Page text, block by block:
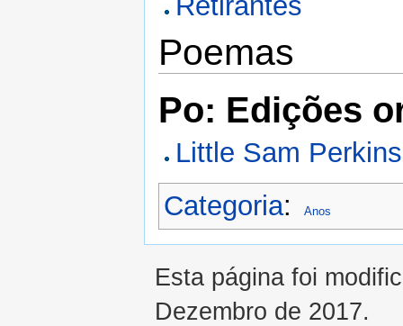
Poemas
Po: Edições
Little Sam Perkins
Categoria: Anos
Esta página foi
Dezembro de 2017.